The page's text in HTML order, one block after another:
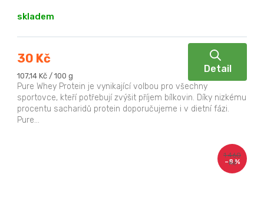
skladem
30 Kč
Měrná
cena:
107,14 Kč / 100 g
Detail
Pure Whey Protein je vynikající volbou pro všechny
sportovce, kteří potřebují zvýšit příjem bílkovin. Díky nizkému
procentu sacharidů protein doporučujeme i v dietní fázi.
Pure...
1 460
Kč
–8 %